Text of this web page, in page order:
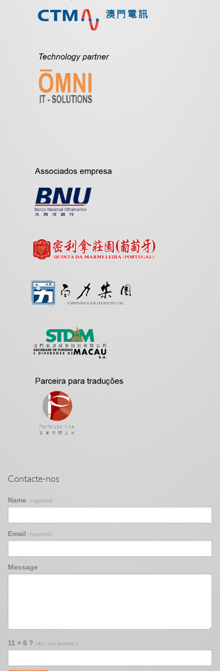
Contacte-nos
Name (required)
Email (required)
Message
11 + 6 ? (Are you human?)